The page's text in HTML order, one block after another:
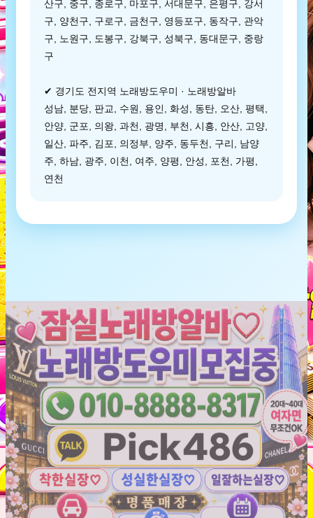
산구, 중구, 종로구, 마포구, 서대문구, 은평구, 강서
구, 양천구, 구로구, 금천구, 영등포구, 동작구, 관악
구, 노원구, 도봉구, 강북구, 성북구, 동대문구, 중랑
구
✔ 경기도 전지역 노래방도우미 · 노래방알바
성남, 분당, 판교, 수원, 용인, 화성, 동탄, 오산, 평택,
안양, 군포, 의왕, 과천, 광명, 부천, 시흥, 안산, 고양,
일산, 파주, 김포, 의정부, 양주, 동두천, 구리, 남양
주, 하남, 광주, 이천, 여주, 양평, 안성, 포천, 가평,
연천